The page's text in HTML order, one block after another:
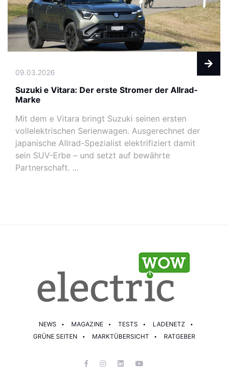
09.03.2026
Suzuki e Vitara: Der erste Stromer der Allrad-
Marke
Mit dem e Vitara bringt Suzuki seinen ersten
vollelektrischen Serienwagen. Ausgerechnet der
japanische Allrad-Spezialist elektrifiziert damit
sein SUV-Erbe – und setzt auf bewährte
Partnerschaft. ...
NEWS MAGAZINE TESTS
LADENETZ
GRÜNE SEITEN
MARKTÜBERSICHT RATGEBER